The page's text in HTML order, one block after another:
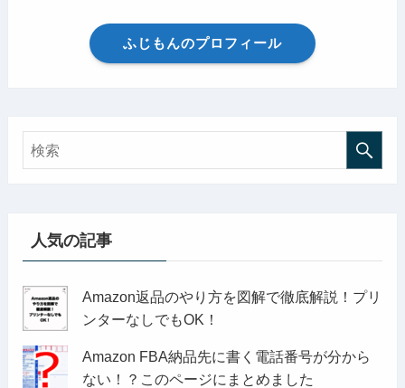
ふじもんのプロフィール
人気の記事
Amazon返品のやり方を図解で徹底解説！プリ
ンターなしでもOK！
Amazon FBA納品先に書く電話番号が分から
ない！？このページにまとめました